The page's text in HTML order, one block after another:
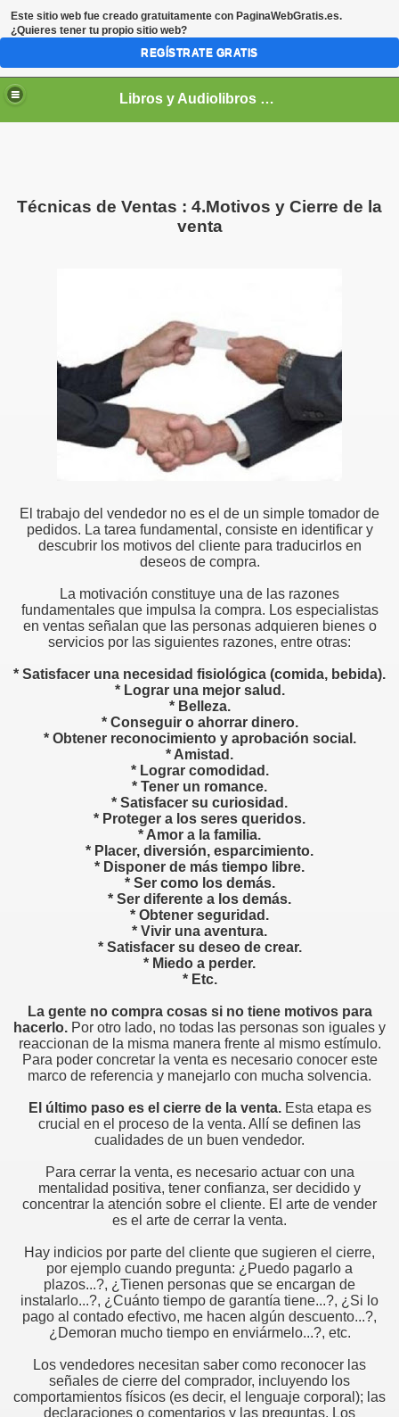
Libros y Audiolibros Para emprendedores
Técnicas de Ventas : 4.Motivos y Cierre de la
venta
El trabajo del vendedor no es el de un simple tomador de
pedidos. La tarea fundamental, consiste en identificar y
descubrir los motivos del cliente para traducirlos en
deseos de compra.
La motivación constituye una de las razones
fundamentales que impulsa la compra. Los especialistas
en ventas señalan que las personas adquieren bienes o
servicios por las siguientes razones, entre otras:
* Satisfacer una necesidad fisiológica (comida, bebida).
* Lograr una mejor salud.
* Belleza.
* Conseguir o ahorrar dinero.
* Obtener reconocimiento y aprobación social.
* Amistad.
* Lograr comodidad.
* Tener un romance.
* Satisfacer su curiosidad.
* Proteger a los seres queridos.
* Amor a la familia.
* Placer, diversión, esparcimiento.
* Disponer de más tiempo libre.
* Ser como los demás.
* Ser diferente a los demás.
* Obtener seguridad.
* Vivir una aventura.
* Satisfacer su deseo de crear.
* Miedo a perder.
* Etc.
La gente no compra cosas si no tiene motivos para
hacerlo. Por otro lado, no todas las personas son iguales y
reaccionan de la misma manera frente al mismo estímulo.
Para poder concretar la venta es necesario conocer este
marco de referencia y manejarlo con mucha solvencia.
El último paso es el cierre de la venta.Esta etapa es
crucial en el proceso de la venta. Allí se definen las
cualidades de un buen vendedor.
Para cerrar la venta, es necesario actuar con una
mentalidad positiva, tener confianza, ser decidido y
concentrar la atención sobre el cliente. El arte de vender
es el arte de cerrar la venta.
Hay indicios por parte del cliente que sugieren el cierre,
por ejemplo cuando pregunta: ¿Puedo pagarlo a
plazos...?, ¿Tienen personas que se encargan de
instalarlo...?, ¿Cuánto tiempo de garantía tiene...?, ¿Si lo
pago al contado efectivo, me hacen algún descuento...?,
¿Demoran mucho tiempo en enviármelo...?, etc.
Los vendedores necesitan saber como reconocer las
señales de cierre del comprador, incluyendo los
comportamientos físicos (es decir, el lenguaje corporal); las
declaraciones o comentarios y las preguntas. Los
de otros
y saber escuchar
Este sitio web fue creado gratuitamente con PaginaWebGratis.es.
¿Quieres tener tu propio sitio web?
REGÍSTRATE GRATIS